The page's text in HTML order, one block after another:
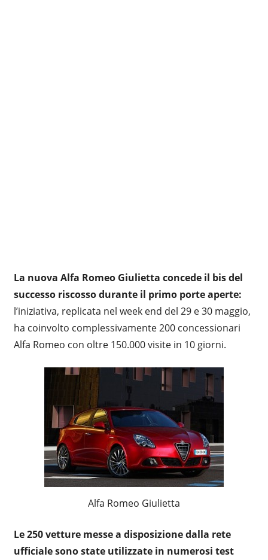
La nuova Alfa Romeo Giulietta concede il bis del
successo riscosso durante il primo porte aperte:
l’iniziativa, replicata nel week end del 29 e 30 maggio,
ha coinvolto complessivamente 200 concessionari
Alfa Romeo con oltre 150.000 visite in 10 giorni.
Alfa Romeo Giulietta
Le 250 vetture messe a disposizione dalla rete
ufficiale sono state utilizzate in numerosi test